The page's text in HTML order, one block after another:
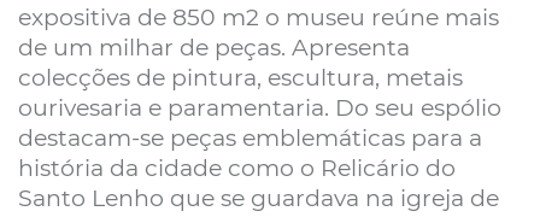
expositiva de 850 m2 o museu reúne mais
de um milhar de peças. Apresenta
colecções de pintura, escultura, metais
ourivesaria e paramentaria. Do seu espólio
destacam-se peças emblemáticas para a
história da cidade como o Relicário do
Santo Lenho que se guardava na igreja de